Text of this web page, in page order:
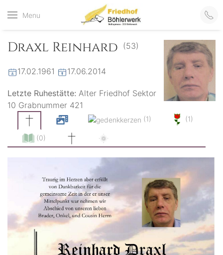
Menu
Friedhof
der virtuelle Friedhof
Draxl Reinhard (53)
17.02.1961 17.06.2014
Letzte Ruhestätte: Alter Friedhof Sektor
10 Grabnummer 421
(1) (1)
(0)